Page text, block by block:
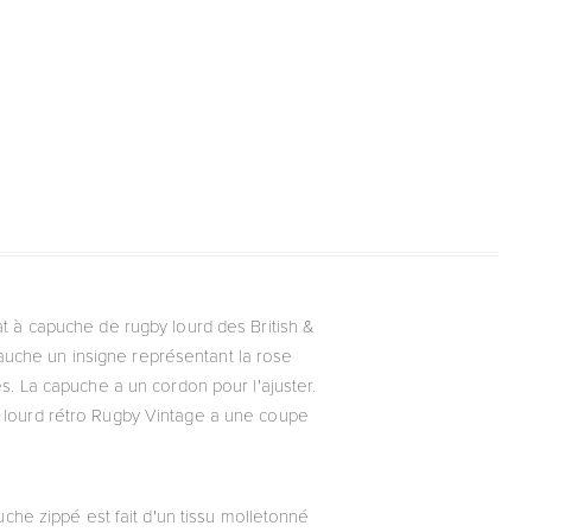
à capuche de rugby lourd des British &
un insigne représentant la rose
La capuche a un cordon pour l'ajuster.
rétro Rugby Vintage a une coupe
zippé est fait d'un tissu molletonné